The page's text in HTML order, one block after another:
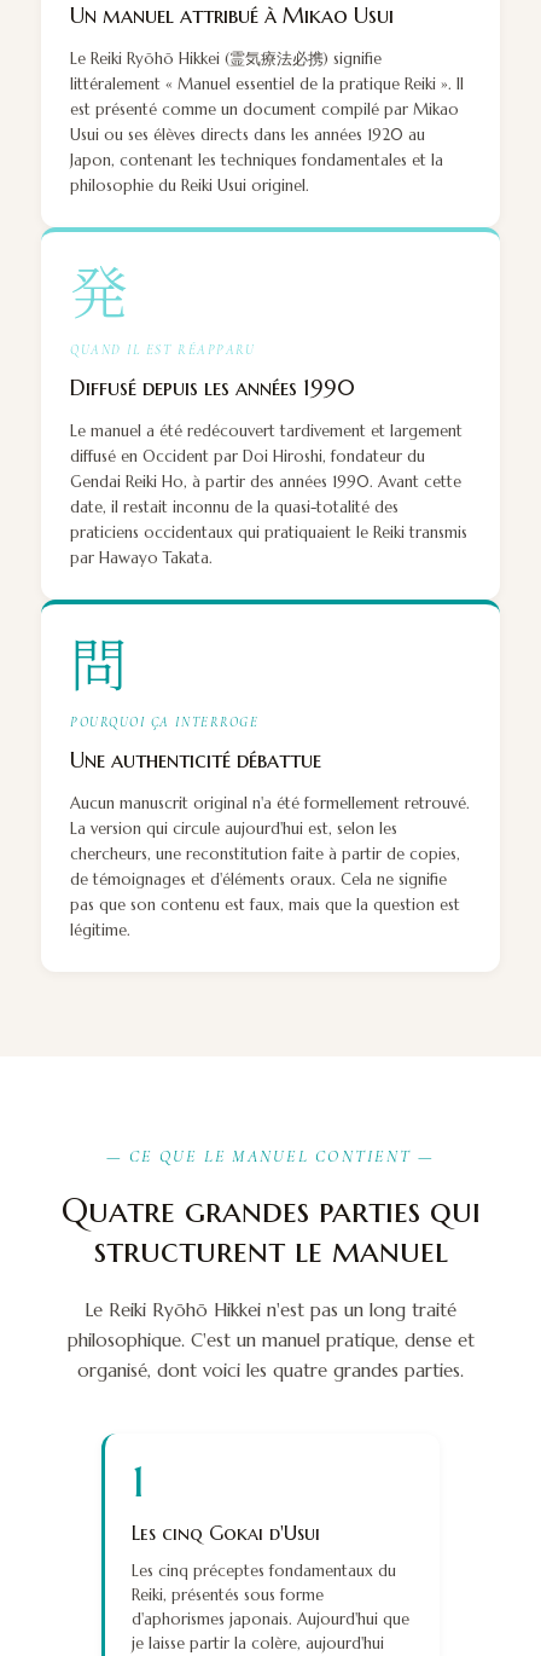
Un manuel attribué à Mikao Usui
Le Reiki Ryōhō Hikkei (霊気療法必携) signifie
littéralement « Manuel essentiel de la pratique Reiki ». Il
est présenté comme un document compilé par Mikao
Usui ou ses élèves directs dans les années 1920 au
Japon, contenant les techniques fondamentales et la
philosophie du Reiki Usui originel.
発
QUAND IL EST RÉAPPARU
Diffusé depuis les années 1990
Le manuel a été redécouvert tardivement et largement
diffusé en Occident par Doi Hiroshi, fondateur du
Gendai Reiki Ho, à partir des années 1990. Avant cette
date, il restait inconnu de la quasi-totalité des
praticiens occidentaux qui pratiquaient le Reiki transmis
par Hawayo Takata.
問
POURQUOI ÇA INTERROGE
Une authenticité débattue
Aucun manuscrit original n'a été formellement retrouvé.
La version qui circule aujourd'hui est, selon les
chercheurs, une reconstitution faite à partir de copies,
de témoignages et d'éléments oraux. Cela ne signifie
pas que son contenu est faux, mais que la question est
légitime.
— CE QUE LE MANUEL CONTIENT —
Quatre grandes parties qui
structurent le manuel
Le Reiki Ryōhō Hikkei n'est pas un long traité
philosophique. C'est un manuel pratique, dense et
organisé, dont voici les quatre grandes parties.
1
Les cinq Gokai d'Usui
Les cinq préceptes fondamentaux du
Reiki, présentés sous forme
d'aphorismes japonais. Aujourd'hui que
je laisse partir la colère, aujourd'hui